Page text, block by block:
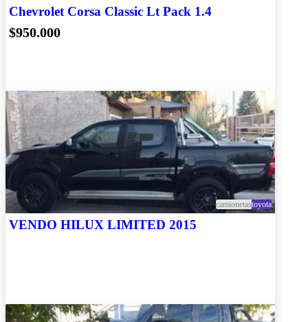
Chevrolet Corsa Classic Lt Pack 1.4
$950.000
camionetastoyota
VENDO HILUX LIMITED 2015